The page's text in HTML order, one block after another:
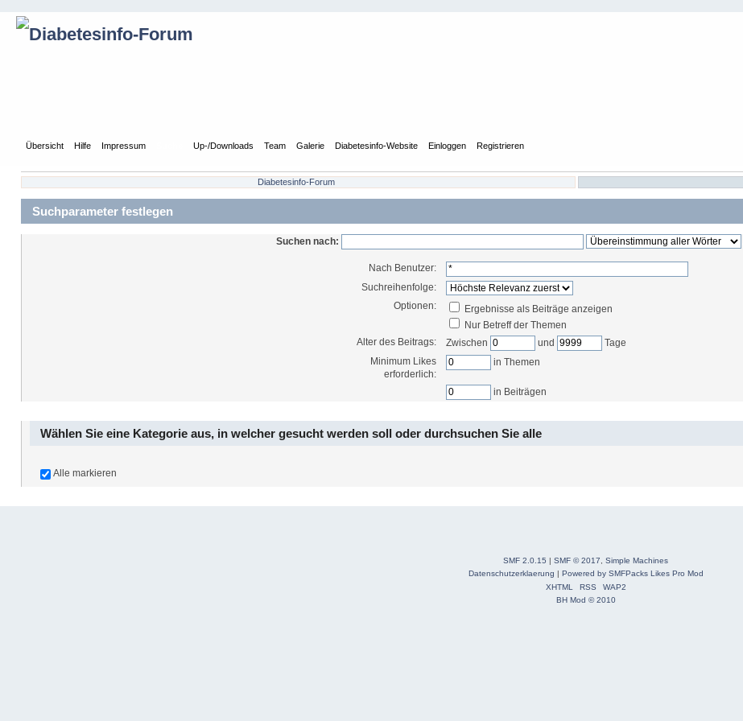
Übersicht Hilfe Impressum Up-/Downloads Team Galerie Diabetesinfo-Website Einloggen Registrieren
Diabetesinfo-Forum
Suchparameter festlegen
Suchen nach:
Nach Benutzer:
Suchreihenfolge:
Optionen:
Ergebnisse als Beiträge anzeigen
Nur Betreff der Themen
Alter des Beitrags:
Zwischen und
Tage
Minimum Likes
erforderlich:
in Themen
in Beiträgen
Wählen Sie eine Kategorie aus, in welcher gesucht werden soll oder durchsuchen Sie alle
Alle markieren
SMF 2.0.15 | SMF © 2017
Simple Machines
Datenschutzerklaerung | Powered by SMFPacks Likes Pro Mod
XHTML
RSS
WAP2
BH Mod © 2010